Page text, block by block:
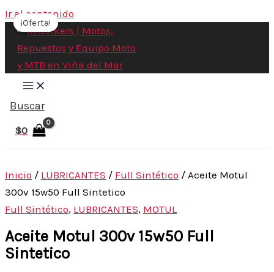
Ir al contenido
Buscar
$0
Inicio / LUBRICANTES / Full Sintético / Aceite Motul
300v 15w50 Full Sintetico
Full Sintético, LUBRICANTES, MOTUL
Aceite Motul 300v 15w50 Full
Sintetico
¡Oferta!
¡Oferta!